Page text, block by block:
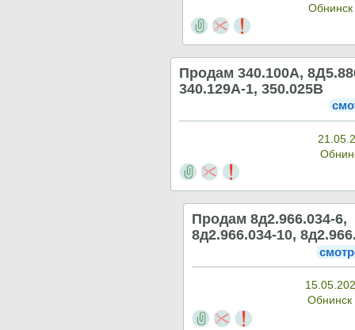
Продам 340.100А,
340.129А-1, 350.025В
Продам 8д2.966.034-6,
8д2.966.034-10,
Обнинск